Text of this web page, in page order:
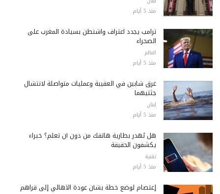
منذ 5 أيام
ترامب يجدد اعتراف واشنطن بسيادة المغرب على
الصحراء
العالم
منذ 5 أيام
غرق شابين في العقيبة وعمليات متواصلة لانتشال
جثتيهما
لبنان
منذ 5 أيام
هل تُهدر بطارية هاتفك من دون أن تعلم؟ خبراء
يكشفون الحقيقة
تقنية
منذ 5 أيام
إعتصام لوضع خطة بشأن عودة الأهالي إلى قراهم